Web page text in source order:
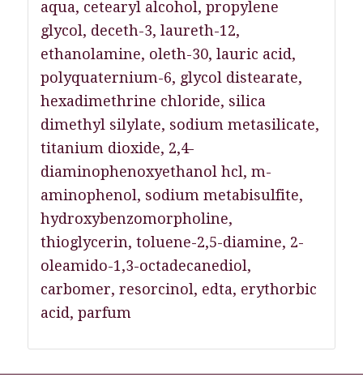
aqua, cetearyl alcohol, propylene
glycol, deceth-3, laureth-12,
ethanolamine, oleth-30, lauric acid,
polyquaternium-6, glycol distearate,
hexadimethrine chloride, silica
dimethyl silylate, sodium metasilicate,
titanium dioxide, 2,4-
diaminophenoxyethanol hcl, m-
aminophenol, sodium metabisulfite,
hydroxybenzomorpholine,
thioglycerin, toluene-2,5-diamine, 2-
oleamido-1,3-octadecanediol,
carbomer, resorcinol, edta, erythorbic
acid, parfum